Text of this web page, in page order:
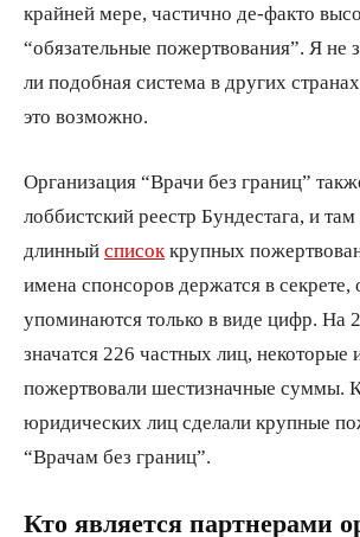
крайней мере, частично де-факто
“обязательные пожертвования”. Я не
ли подобная система в других
это возможно.
Организация “Врачи без границ”
лоббистский реестр Бундестага, и
длинный список крупных
имена спонсоров держатся в секрете,
упоминаются только в виде цифр. На
значатся 226 частных лиц, некоторые
пожертвовали шестизначные суммы.
юридических лиц сделали крупные
“Врачам без границ”.
Кто является партнерами